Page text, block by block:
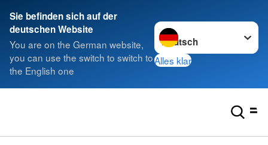
Sie befinden sich auf der
deutschen Website
You are on the German website,
you can use the switch to switch to
the English one
Sprache wechseln zu
Alles klar